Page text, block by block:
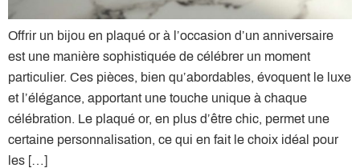
Offrir un bijou en plaqué or à l’occasion d’un anniversaire
est une manière sophistiquée de célébrer un moment
particulier. Ces pièces, bien qu’abordables, évoquent le luxe
et l’élégance, apportant une touche unique à chaque
célébration. Le plaqué or, en plus d’être chic, permet une
certaine personnalisation, ce qui en fait le choix idéal pour
les […]